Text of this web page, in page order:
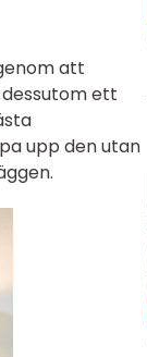
att
ett
upp den utan